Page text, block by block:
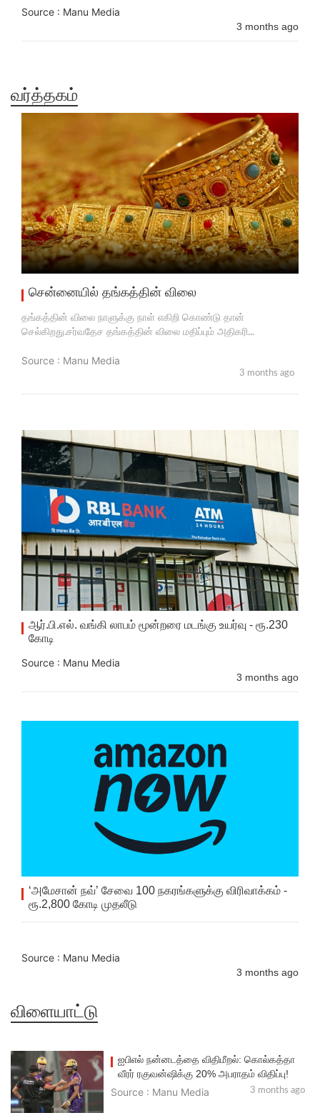
Source : Manu Media
3 months ago
வர்த்தகம்
சென்னையில் தங்கத்தின் விலை
தங்கத்தின் விலை நாளுக்கு நாள் எகிறி கொண்டு தான்
செல்கிறது.சர்வதேச தங்கத்தின் விலை மதிப்பும் அதிகரி...
Source : Manu Media
3 months ago
ஆர்.பி.எல். வங்கி லாபம் மூன்றரை மடங்கு உயர்வு - ரூ.230
கோடி
Source : Manu Media
3 months ago
‘அமேசான் நவ்’ சேவை 100 நகரங்களுக்கு விரிவாக்கம் -
ரூ.2,800 கோடி முதலீடு
Source : Manu Media
3 months ago
விளையாட்டு
ஐபிஎல் நன்னடத்தை விதிமீறல்: கொல்கத்தா
வீரர் ரகுவன்ஷிக்கு 20% அபராதம் விதிப்பு!
Source : Manu Media 3 months ago